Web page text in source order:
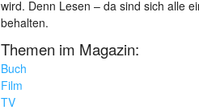
wird. Denn Lesen – da sind sich alle
behalten.
Themen im Magazin:
Buch
Film
TV